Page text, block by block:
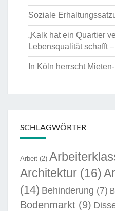
Soziale
„Kalk hat ein Quartier
Lebensqualität schafft
In Köln herrscht
SCHLAGWÖRTER
Arbeit (2)
Architektur (16)
(14) Behinderung (7)
Bodenmarkt (9)